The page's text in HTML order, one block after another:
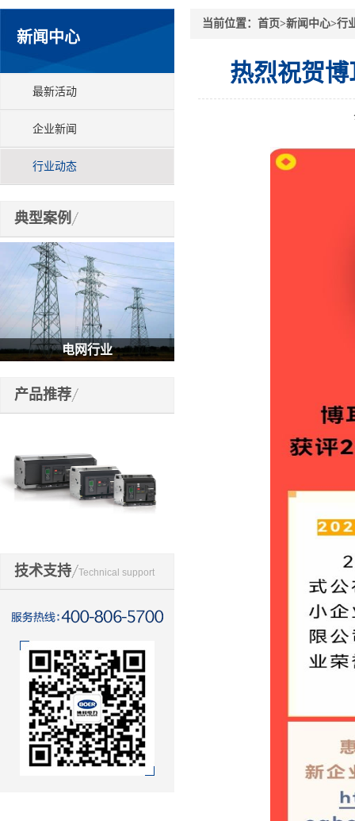
新闻中心
最新活动
企业新闻
行业动态
典型案例
电网行业
产品推荐
技术支持 Technical support
当前位置： 首页>新闻中心>行
热烈祝贺博